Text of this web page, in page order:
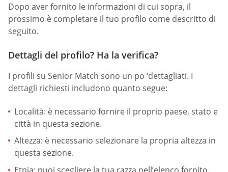
Dopo aver fornito le informazioni di cui sopra, il
prossimo è completare il tuo profilo come descritto di
seguito.
Dettagli del profilo? Ha la verifica?
I profili su Senior Match sono un po ‘dettagliati. I
dettagli richiesti includono quanto segue:
Località: è necessario fornire il proprio paese, stato e
città in questa sezione.
Altezza: è necessario selezionare la propria altezza in
questa sezione.